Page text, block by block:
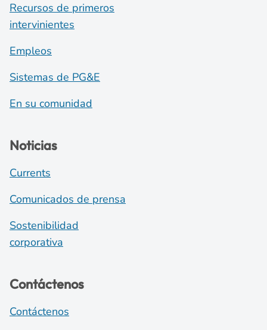
Recursos de primeros
intervinientes
Empleos
Sistemas de PG&E
En su comunidad
Noticias
Currents
Comunicados de prensa
Sostenibilidad
corporativa
Contáctenos
Contáctenos